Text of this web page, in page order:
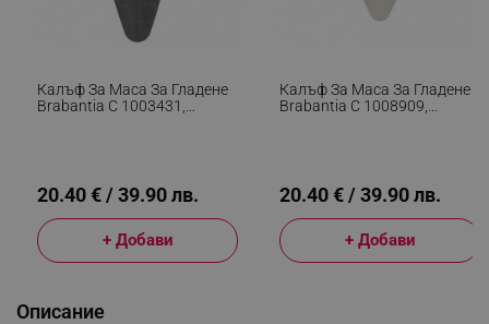
Калъф За Маса За Гладене
Brabantia C 1003431,
20.40 € / 39.90 лв.
+ Добави
Калъф За Маса За Гладене
Brabantia C 1008909,
20.40 € / 39.90 лв.
+ Добави
Описание